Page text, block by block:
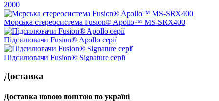
2000
Морська стереосистема Fusion® Apollo™ MS-SRX400
Підсилювачи Fusion® Apollo серії
Підсилювачи Fusion® Signature серії
Доставка
Доставка новою поштою по україні